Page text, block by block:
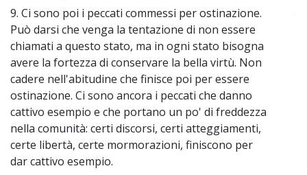
9. Ci sono poi i peccati commessi per ostinazione.
Può darsi che venga la tentazione di non essere
chiamati a questo stato, ma in ogni stato bisogna
avere la fortezza di conservare la bella virtù. Non
cadere nell'abitudine che finisce poi per essere
ostinazione. Ci sono ancora i peccati che danno
cattivo esempio e che portano un po' di freddezza
nella comunità: certi discorsi, certi atteggiamenti,
certe libertà, certe mormorazioni, finiscono per
dar cattivo esempio.